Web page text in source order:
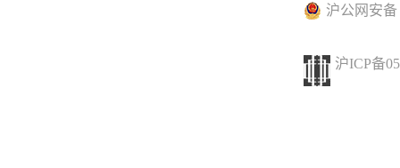
沪公网安备
沪ICP备